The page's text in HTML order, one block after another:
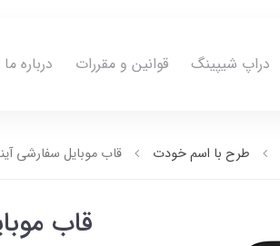
دراپ شیپینگ قوانین و مقررات درباره ما
طرح با اسم خودت قاب موبایل سفارشی آینه
قاب